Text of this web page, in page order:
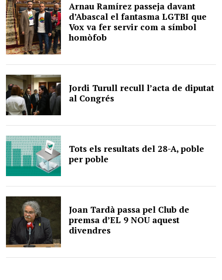
Arnau Ramírez passeja davant
d’Abascal el fantasma LGTBI que
Vox va fer servir com a símbol
homòfob
Jordi Turull recull l’acta de diputat
al Congrés
Tots els resultats del 28-A, poble
per poble
Joan Tardà passa pel Club de
premsa d’EL 9 NOU aquest
divendres